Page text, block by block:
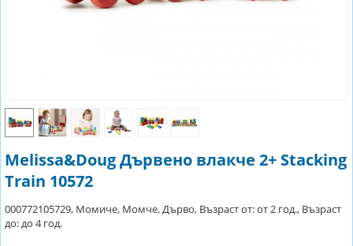
Melissa&Doug Дървено влакче 2+ Stacking
Train 10572
000772105729, Момиче, Момче, Дърво, Възраст от: от 2 год., Възраст
до: до 4 год.